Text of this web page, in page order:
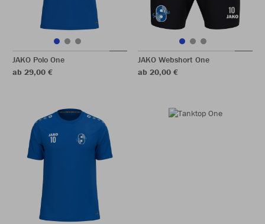
JAKO Polo One
ab 29,00 €
JAKO Webshort One
ab 20,00 €